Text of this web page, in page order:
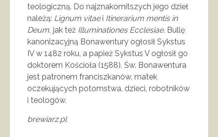
teologiczną. Do najznakomitszych jego dzieł
należą: Lignum vitaei Itinerarium mentis in
Deum, jak też Illuminationes Ecclesiae. Bullę
kanonizacyjną Bonawentury ogłosił Sykstus
IV w 1482 roku, a papież Sykstus V ogłosił go
doktorem Kościoła (1588). Św. Bonawentura
jest patronem franciszkanów, matek
oczekujących potomstwa, dzieci, robotników
i teologów.
brewiarz.pl